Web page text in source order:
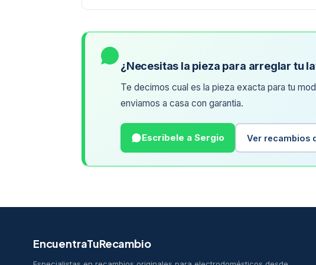
¿Necesitas la pieza para arreglar tu
Te decimos cual es la pieza exacta para tu
enviamos a casa con garantia.
Escribele a Sergio Ver recambios
EncuentraTuRecambio